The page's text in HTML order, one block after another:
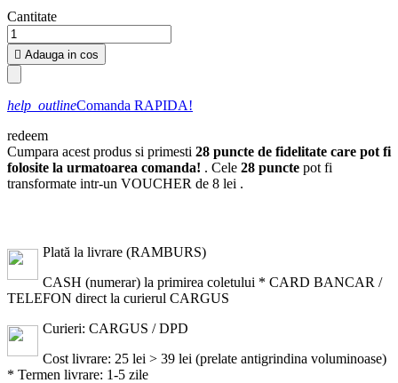
Cantitate
 Adauga in cos
help_outlineComanda RAPIDA!
redeem
Cumpara acest produs si primesti 28 puncte de fidelitate care pot fi
folosite la urmatoarea comanda! . Cele 28 puncte pot fi
transformate intr-un VOUCHER de 8 lei .
Plată la livrare (RAMBURS)
CASH (numerar) la primirea coletului * CARD BANCAR /
TELEFON direct la curierul CARGUS
Curieri: CARGUS / DPD
Cost livrare: 25 lei > 39 lei (prelate antigrindina voluminoase)
* Termen livrare: 1-5 zile